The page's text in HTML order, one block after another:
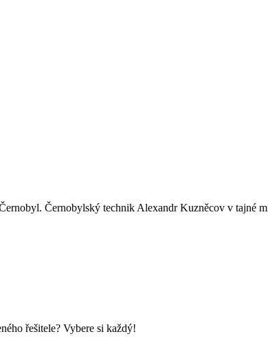
Černobylský technik Alexandr Kuzněcov v tajné
řešitele? Vybere si každý!